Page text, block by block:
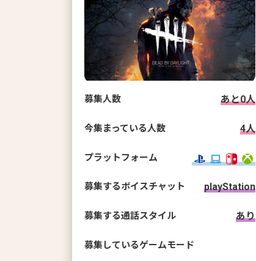
募集人数 あと0人
今集まっている人数 4人
プラットフォーム
募集するボイスチャット playStation
募集する通話スタイル あり
募集しているゲームモード